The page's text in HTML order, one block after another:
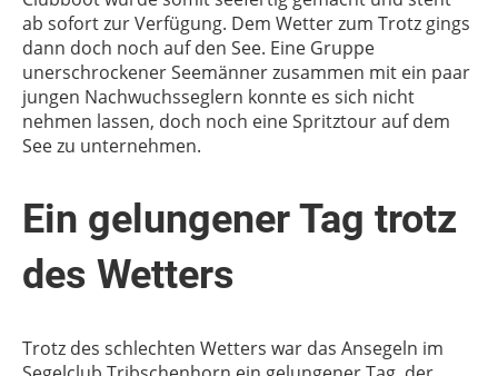
ab sofort zur Verfügung. Dem Wetter zum Trotz gings
dann doch noch auf den See. Eine Gruppe
unerschrockener Seemänner zusammen mit ein paar
jungen Nachwuchsseglern konnte es sich nicht
nehmen lassen, doch noch eine Spritztour auf dem
See zu unternehmen.
Ein gelungener Tag trotz
des Wetters
Trotz des schlechten Wetters war das Ansegeln im